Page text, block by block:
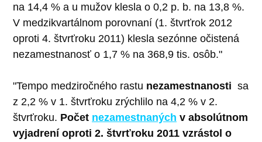
na 14,4 % a u mužov klesla o 0,2 p. b. na 13,8 %.
V medzikvartálnom porovnaní (1. štvrťrok 2012
oproti 4. štvrťroku 2011) klesla sezónne očistená
nezamestnanosť o 1,7 % na 368,9 tis. osôb."
"Tempo medziročného rastu nezamestnanosti sa
z 2,2 % v 1. štvrťroku zrýchlilo na 4,2 % v 2.
štvrťroku. Počet nezamestnaných v absolútnom
vyjadrení oproti 2. štvrťroku 2011 vzrástol o